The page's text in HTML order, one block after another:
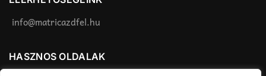
termékoldalon
választhatók
info@matricazdfel.hu
HASZNOS OLDALAK